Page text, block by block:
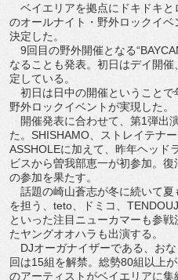
ベイエリアを拠点にドキドキと
のオールナイト・野外ロックイ
決定した。
9回目の野外開催となる
なることも発表。初日はデイ開
定している。
初日は日中の開催ということで
野外ロックイベントが実現した。
開催発表に合わせて、第1弾出
た。SHISHAMO、ストレイテナ
ASSHOLEに加えて、昨年ヘッド
ビスから曽我部恵一が初参加。復
の参加を果たす。
話題の崎山蒼志が冬に続いて夏
を担う、teto、ドミコ、
といった注目ニューカマーも参
たヤングオオハラも出演する。
DJオーガナイザーである、お
回は15組を解禁。総勢80組以上
のアーティストがベイエリアに集